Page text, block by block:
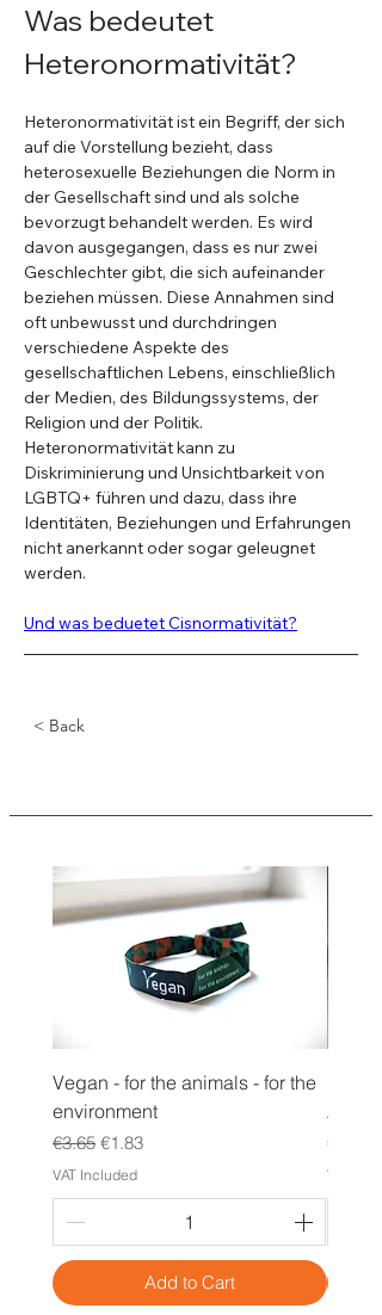
Was bedeutet
Heteronormativität?
Heteronormativität ist ein Begriff, der sich
auf die Vorstellung bezieht, dass
heterosexuelle Beziehungen die Norm in
der Gesellschaft sind und als solche
bevorzugt behandelt werden. Es wird
davon ausgegangen, dass es nur zwei
Geschlechter gibt, die sich aufeinander
beziehen müssen. Diese Annahmen sind
oft unbewusst und durchdringen
verschiedene Aspekte des
gesellschaftlichen Lebens, einschließlich
der Medien, des Bildungssystems, der
Religion und der Politik.
Heteronormativität kann zu
Diskriminierung und Unsichtbarkeit von
LGBTQ+ führen und dazu, dass ihre
Identitäten, Beziehungen und Erfahrungen
nicht anerkannt oder sogar geleugnet
werden.
Und was beduetet Cisnormativität?
< Back
Vegan - for the animals - for the
environment
Regular Price
€3.65 Sale Price
€1.83
VAT Included
Add to Cart
Price
€3.65
VAT